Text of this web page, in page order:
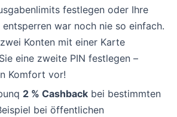
festlegen oder Ihre
war noch nie so einfach.
Konten mit einer Karte
eine zweite PIN festlegen –
Komfort vor!
2 % Cashback bei bestimmten
bei öffentlichen